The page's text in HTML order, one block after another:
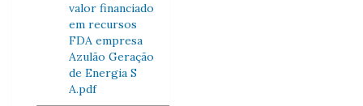
valor financiado
em recursos
FDA empresa
Azulão Geração
de Energia S
A.pdf